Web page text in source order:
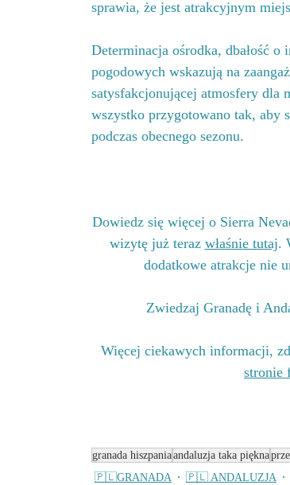
sprawia, że jest atrakcyjnym
Determinacja ośrodka, dbałość
pogodowych wskazują na
satysfakcjonującej atmosfery dla
wszystko przygotowano tak, aby
podczas obecnego sezonu.
Dowiedz się więcej o Sierra
wizytę już teraz właśnie tutaj.
dodatkowe atrakcje nie
Zwiedzaj Granadę i
Więcej ciekawych informacji,
stronie
granada hiszpaniaandaluzja taka piękna
🇵🇱GRANADA
🇵🇱 ANDALUZJA